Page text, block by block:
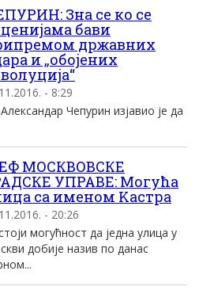
Зна се ко се
бави
државних
и „обојених
- 8:29
Чепурин изјавио је да
МОСКВОВСКЕ
УПРАВЕ: Mогућа
са именом Kастра
- 20:26
могућност да jедна улица у
добиjе назив по данас